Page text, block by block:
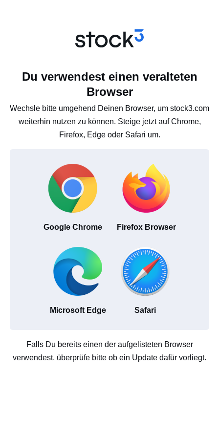
Du verwendest einen veralteten
Browser
Wechsle bitte umgehend Deinen Browser, um stock3.com
weiterhin nutzen zu können. Steige jetzt auf Chrome,
Firefox, Edge oder Safari um.
Google Chrome Firefox Browser
Microsoft Edge Safari
Falls Du bereits einen der aufgelisteten Browser
verwendest, überprüfe bitte ob ein Update dafür vorliegt.